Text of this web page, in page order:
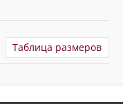
Таблица размеров